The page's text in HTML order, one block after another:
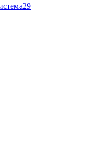
29